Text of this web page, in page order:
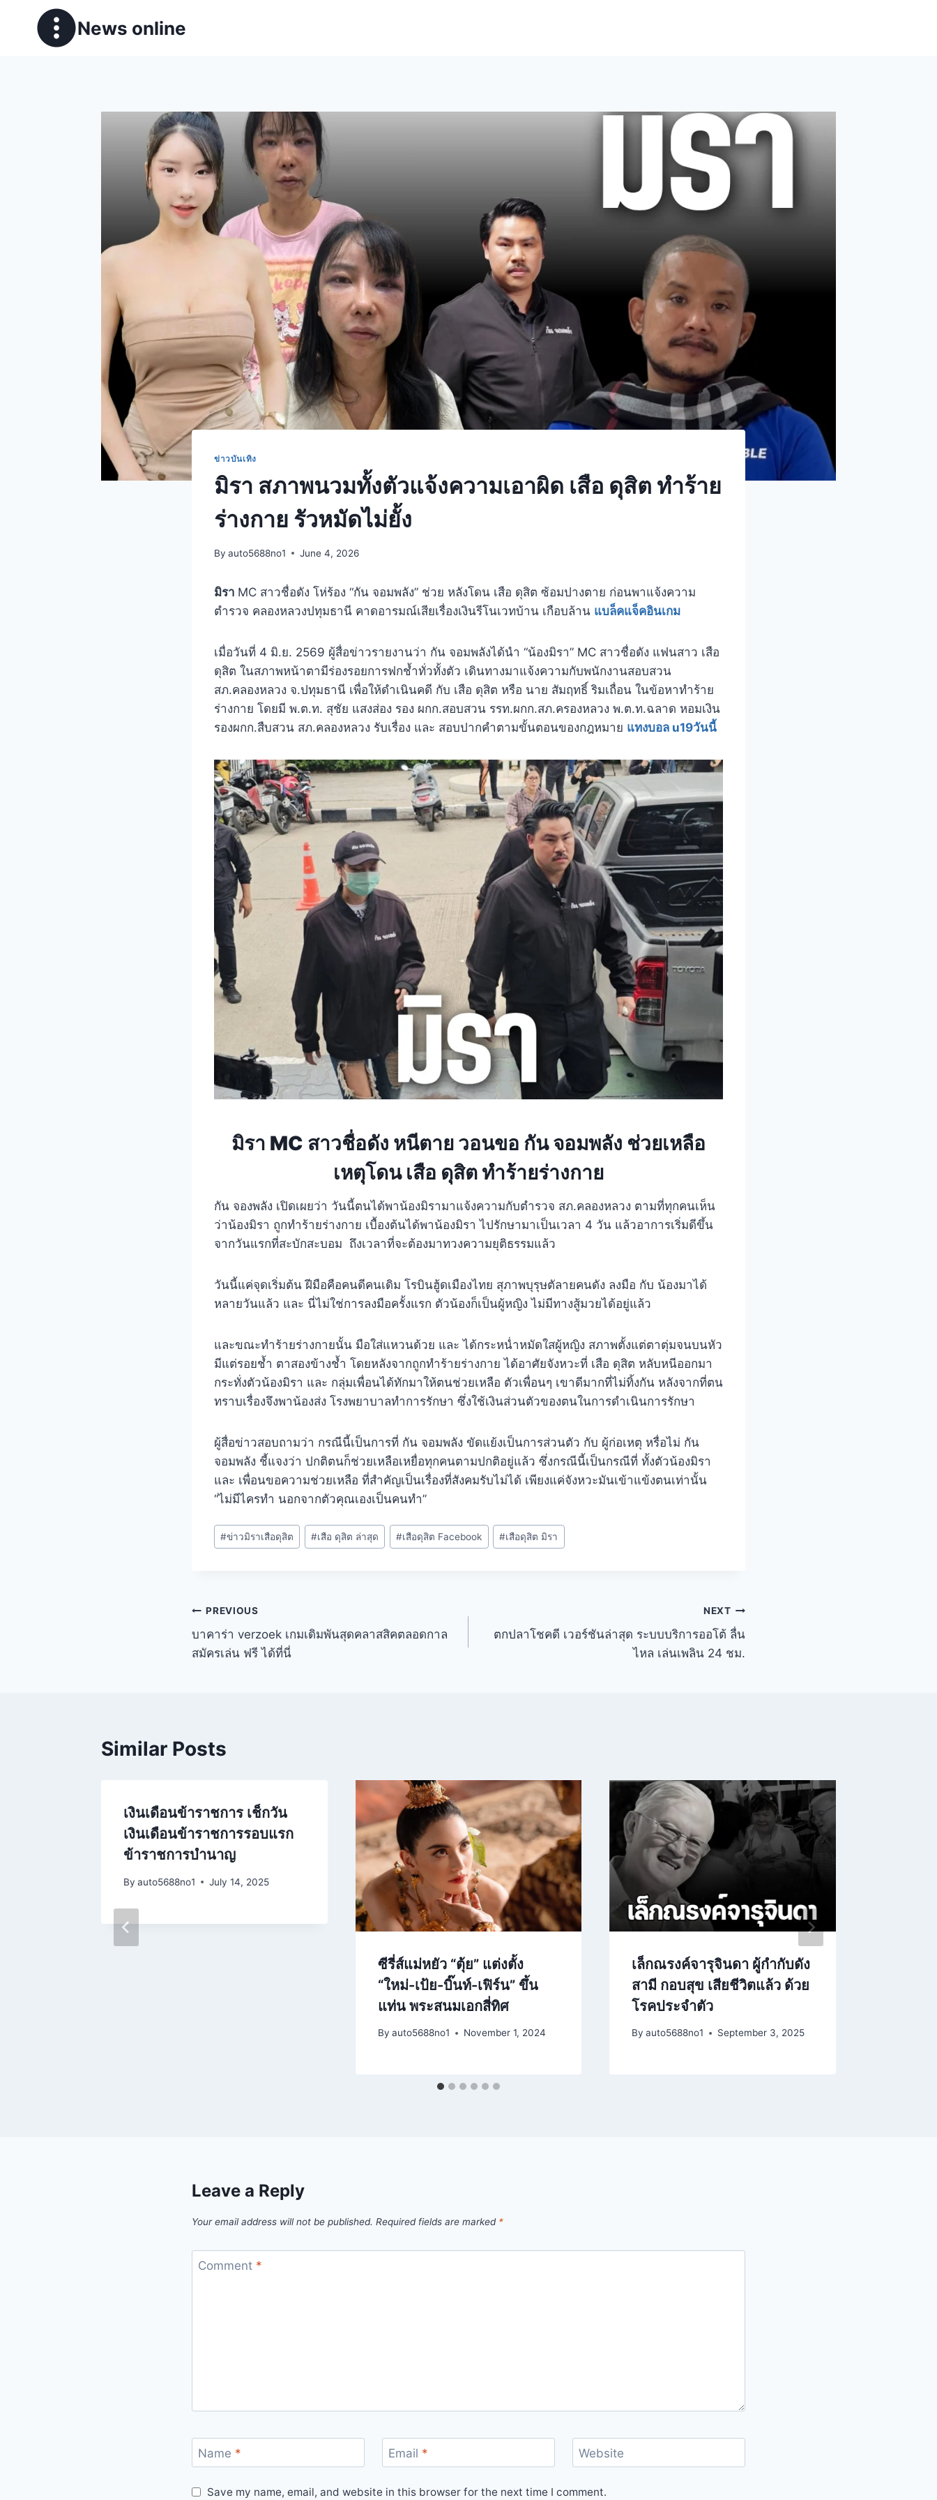
News online
ข่าวบันเทิง
มิรา สภาพนวมทั้งตัวแจ้งความเอาผิด เสือ ดุสิต ทำร้าย
ร่างกาย รัวหมัดไม่ยั้ง
By auto5688no1 June 4, 2026
มิรา MC สาวชื่อดัง โห่ร้อง “กัน จอมพลัง” ช่วย หลังโดน เสือ ดุสิต ซ้อมปางตาย ก่อนพาแจ้งความ
ตำรวจ คลองหลวงปทุมธานี คาดอารมณ์เสียเรื่องเงินรีโนเวทบ้าน เกือบล้าน แบล็คแจ็คอินเกม
เมื่อวันที่ 4 มิ.ย. 2569 ผู้สื่อข่าวรายงานว่า กัน จอมพลังได้นำ “น้องมิรา” MC สาวชื่อดัง แฟนสาว เสือ
ดุสิต ในสภาพหน้าตามีร่องรอยการฟกช้ำทั่วทั้งตัว เดินทางมาแจ้งความกับพนักงานสอบสวน
สภ.คลองหลวง จ.ปทุมธานี เพื่อให้ดำเนินคดี กับ เสือ ดุสิต หรือ นาย สัมฤทธิ์ ริมเถื่อน ในข้อหาทำร้าย
ร่างกาย โดยมี พ.ต.ท. สุชัย แสงส่อง รอง ผกก.สอบสวน รรท.ผกก.สภ.ครองหลวง พ.ต.ท.ฉลาด หอมเงิน
รองผกก.สืบสวน สภ.คลองหลวง รับเรื่อง และ สอบปากคำตามขั้นตอนของกฎหมาย แทงบอล u19วันนี้
มิรา MC สาวชื่อดัง หนีตาย วอนขอ กัน จอมพลัง ช่วยเหลือ
เหตุโดน เสือ ดุสิต ทำร้ายร่างกาย
กัน จองพลัง เปิดเผยว่า วันนี้ตนได้พาน้องมิรามาแจ้งความกับตำรวจ สภ.คลองหลวง ตามที่ทุกคนเห็น
ว่าน้องมิรา ถูกทำร้ายร่างกาย เบื้องต้นได้พาน้องมิรา ไปรักษามาเป็นเวลา 4 วัน แล้วอาการเริ่มดีขึ้น
จากวันแรกที่สะบักสะบอม ถึงเวลาที่จะต้องมาทวงความยุติธรรมแล้ว
วันนี้แค่จุดเริ่มต้น ฝีมือคือคนดีคนเดิม โรบินฮู้ดเมืองไทย สุภาพบุรุษตัลายคนดัง ลงมือ กับ น้องมาได้
หลายวันแล้ว และ นี่ไม่ใช่การลงมือครั้งแรก ตัวน้องก็เป็นผู้หญิง ไม่มีทางสู้มวยได้อยู่แล้ว
และขณะทำร้ายร่างกายนั้น มือใส่แหวนด้วย และ ได้กระหน่ำหมัดใสผู้หญิง สภาพตั้งแต่ตาตุ่มจนบนหัว
มีแต่รอยช้ำ ตาสองข้างช้ำ โดยหลังจากถูกทำร้ายร่างกาย ได้อาศัยจังหวะที่ เสือ ดุสิต หลับหนีออกมา
กระทั่งตัวน้องมิรา และ กลุ่มเพื่อนได้ทักมาให้ตนช่วยเหลือ ตัวเพื่อนๆ เขาดีมากที่ไม่ทิ้งกัน หลังจากที่ตน
ทราบเรื่องจึงพาน้องส่ง โรงพยาบาลทำการรักษา ซึ่งใช้เงินส่วนตัวของตนในการดำเนินการรักษา
ผู้สื่อข่าวสอบถามว่า กรณีนี้เป็นการที่ กัน จอมพลัง ขัดแย้งเป็นการส่วนตัว กับ ผู้ก่อเหตุ หรื่อไม่ กัน
จอมพลัง ชี้แจงว่า ปกติตนก็ช่วยเหลือเหยื่อทุกคนตามปกติอยู่แล้ว ซึ่งกรณีนี้เป็นกรณีที่ ทั้งตัวน้องมิรา
และ เพื่อนขอความช่วยเหลือ ที่สำคัญเป็นเรื่องที่สังคมรับไม่ได้ เพียงแค่จังหวะมันเข้าแข้งตนเท่านั้น
“ไม่มีไครทำ นอกจากตัวคุณเองเป็นคนทำ”
#ข่าวมิราเสือดุสิต #เสือ ดุสิต ล่าสุด #เสือดุสิต Facebook #เสือดุสิต มิรา
PREVIOUS
บาคาร่า verzoek เกมเดิมพันสุดคลาสสิคตลอดกาล
สมัครเล่น ฟรี ได้ที่นี่
NEXT
ตกปลาโชคดี เวอร์ชันล่าสุด ระบบบริการออโต้ ลื่น
ไหล เล่นเพลิน 24 ชม.
Similar Posts
เงินเดือนข้าราชการ เช็กวัน
เงินเดือนข้าราชการรอบแรก
ข้าราชการบำนาญ
By auto5688no1 July 14, 2025
ซีรี่ส์แม่หยัว “ตุ้ย” แต่งตั้ง
“ใหม่-เป้ย-บิ๊นท์-เฟิร์น” ขึ้น
แท่น พระสนมเอกสี่ทิศ
By auto5688no1 November 1, 2024
เล็กณรงค์จารุจินดา ผู้กำกับดัง
สามี กอบสุข เสียชีวิตแล้ว ด้วย
โรคประจำตัว
By auto5688no1 September 3, 2025
Leave a Reply
Your email address will not be published. Required fields are marked *
Comment *
Name * Email * Website
Save my name, email, and website in this browser for the next time I comment.